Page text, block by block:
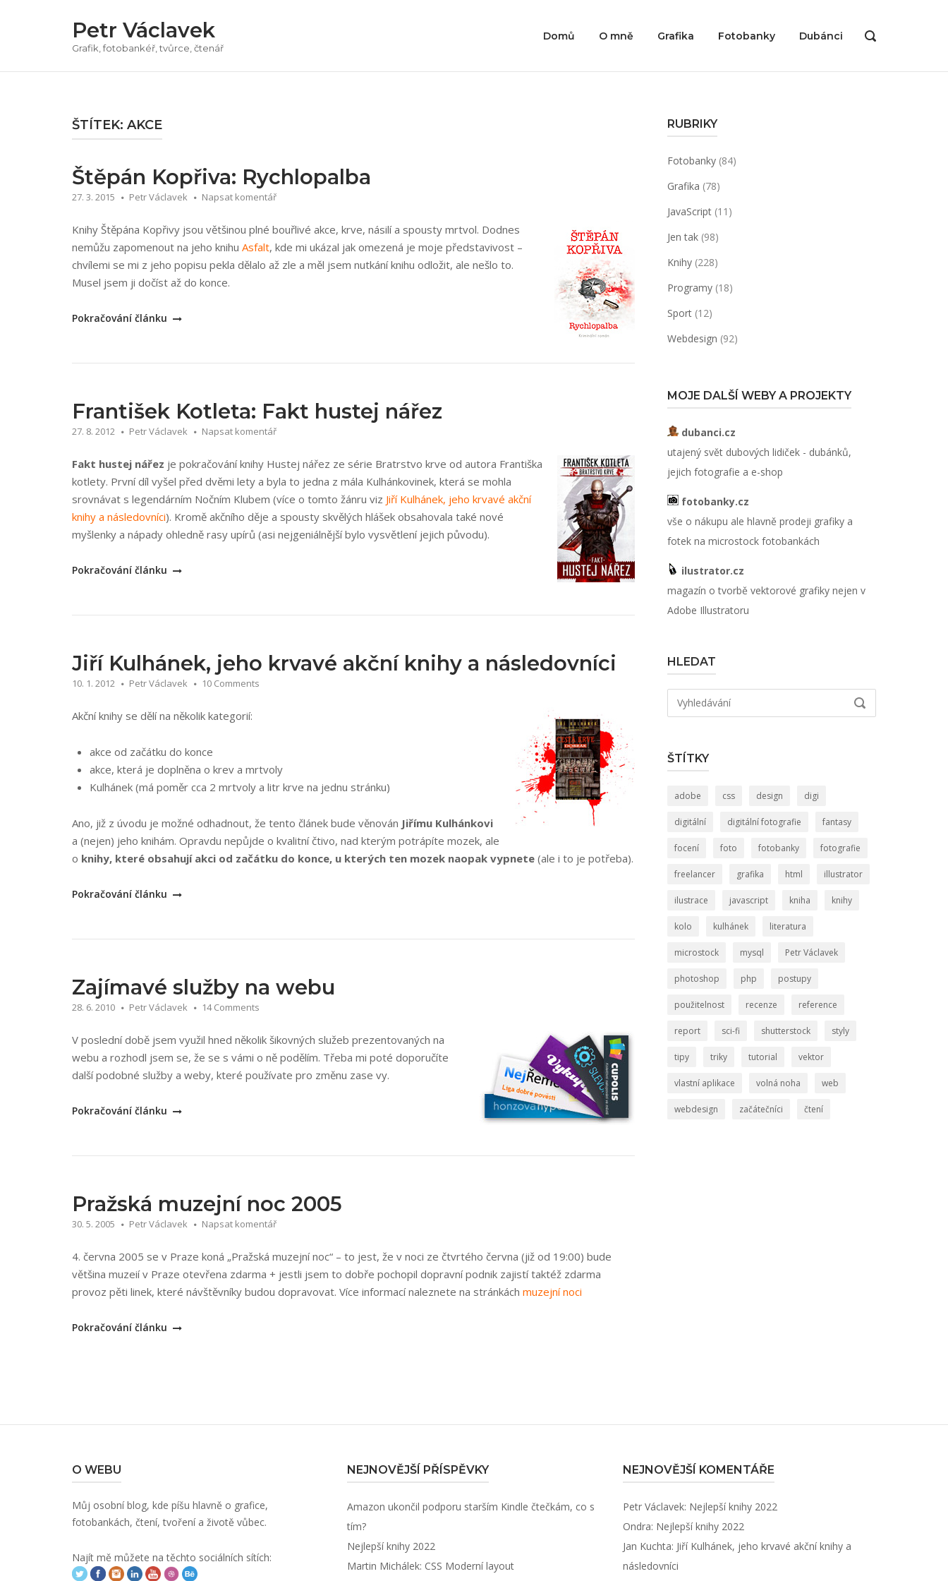
Petr Václavek
Grafik, fotobankéř, tvůrce, čtenář
Domů O mně Grafika Fotobanky Dubánci
OPEN
ŠTÍTEK: AKCE
Štěpán Kopřiva: Rychlopalba
27. 3. 2015 Petr Václavek Napsat komentář
Knihy Štěpána Kopřivy jsou většinou plné bouřlivé akce, krve, násilí a spousty mrtvol. Dodnes
nemůžu zapomenout na jeho knihu Asfalt, kde mi ukázal jak omezená je moje představivost –
chvílemi se mi z jeho popisu pekla dělalo až zle a měl jsem nutkání knihu odložit, ale nešlo to.
Musel jsem ji dočíst až do konce.
„Štěpán
Pokračování článku
František Kotleta: Fakt hustej nářez
27. 8. 2012 Petr Václavek Napsat komentář
Fakt hustej nářez je pokračování knihy Hustej nářez ze série Bratrstvo krve od autora Františka
kotlety. První díl vyšel před dvěmi lety a byla to jedna z mála Kulhánkovinek, která se mohla
srovnávat s legendárním Nočním Klubem (více o tomto žánru viz Jiří Kulhánek, jeho krvavé akční
knihy a následovníci). Kromě akčního děje a spousty skvělých hlášek obsahovala také nové
myšlenky a nápady ohledně rasy upírů (asi nejgeniálnější bylo vysvětlení jejich původu).
„František
Pokračování článku
Jiří Kulhánek, jeho krvavé akční knihy a následovníci
10. 1. 2012 Petr Václavek 10 Comments
Akční knihy se dělí na několik kategorií:
akce od začátku do konce
akce, která je doplněna o krev a mrtvoly
Kulhánek (má poměr cca 2 mrtvoly a litr krve na jednu stránku)
Ano, již z úvodu je možné odhadnout, že tento článek bude věnován Jiřímu Kulhánkovi
a (nejen) jeho knihám. Opravdu nepůjde o kvalitní čtivo, nad kterým potrápíte mozek, ale
o knihy, které obsahují akci od začátku do konce, u kterých ten mozek naopak vypnete (ale i to je potřeba).
„Jiří
knihy
Pokračování článku
Zajímavé služby na webu
28. 6. 2010 Petr Václavek 14 Comments
V poslední době jsem využil hned několik šikovných služeb prezentovaných na
webu a rozhodl jsem se, že se s vámi o ně podělím. Třeba mi poté doporučíte
další podobné služby a weby, které používate pro změnu zase vy.
„Zajímavé
Pokračování článku
Pražská muzejní noc 2005
30. 5. 2005 Petr Václavek Napsat komentář
4. června 2005 se v Praze koná „Pražská muzejní noc“ – to jest, že v noci ze čtvrtého června (již od 19:00) bude
většina muzeií v Praze otevřena zdarma + jestli jsem to dobře pochopil dopravní podnik zajistí taktéž zdarma
provoz pěti linek, které návštěvníky budou dopravovat. Více informací naleznete na stránkách muzejní noci
„Pražská
Pokračování článku
RUBRIKY
Fotobanky(84)
Grafika (78)
JavaScript(11)
Jen tak(98)
Knihy(228)
Programy(18)
Sport(12)
Webdesign (92)
MOJE DALŠÍ WEBY A PROJEKTY
dubanci.cz
utajený svět dubových lidiček - dubánků,
jejich fotografie a e-shop
fotobanky.cz
vše o nákupu ale hlavně prodeji grafiky a
fotek na microstock fotobankách
ilustrator.cz
magazín o tvorbě vektorové grafiky nejen v
Adobe Illustratoru
HLEDAT
Hledat:
VYHLEDÁVÁNÍ
ŠTÍTKY
adobe css design digi
digitální digitální fotografie fantasy
focení foto fotobanky fotografie
freelancer grafika html illustrator
ilustrace javascript kniha knihy
kolo kulhánek literatura
microstock mysql Petr Václavek
photoshop php postupy
použitelnost recenze reference
report sci-fi shutterstock styly
tipy triky tutorial vektor
vlastní aplikace volná noha web
webdesign začátečníci čtení
O WEBU
Můj osobní blog, kde píšu hlavně o grafice,
fotobankách, čtení, tvoření a životě vůbec.
Najít mě můžete na těchto sociálních sítích:
NEJNOVĚJŠÍ PŘÍSPĚVKY
Amazon ukončil podporu starším Kindle čtečkám, co s
tím?
Nejlepší knihy 2022
Martin Michálek: CSS Moderní layout
NEJNOVĚJŠÍ KOMENTÁŘE
Petr Václavek: Nejlepší knihy 2022
Ondra: Nejlepší knihy 2022
Jan Kuchta: Jiří Kulhánek, jeho krvavé akční knihy a
následovníci